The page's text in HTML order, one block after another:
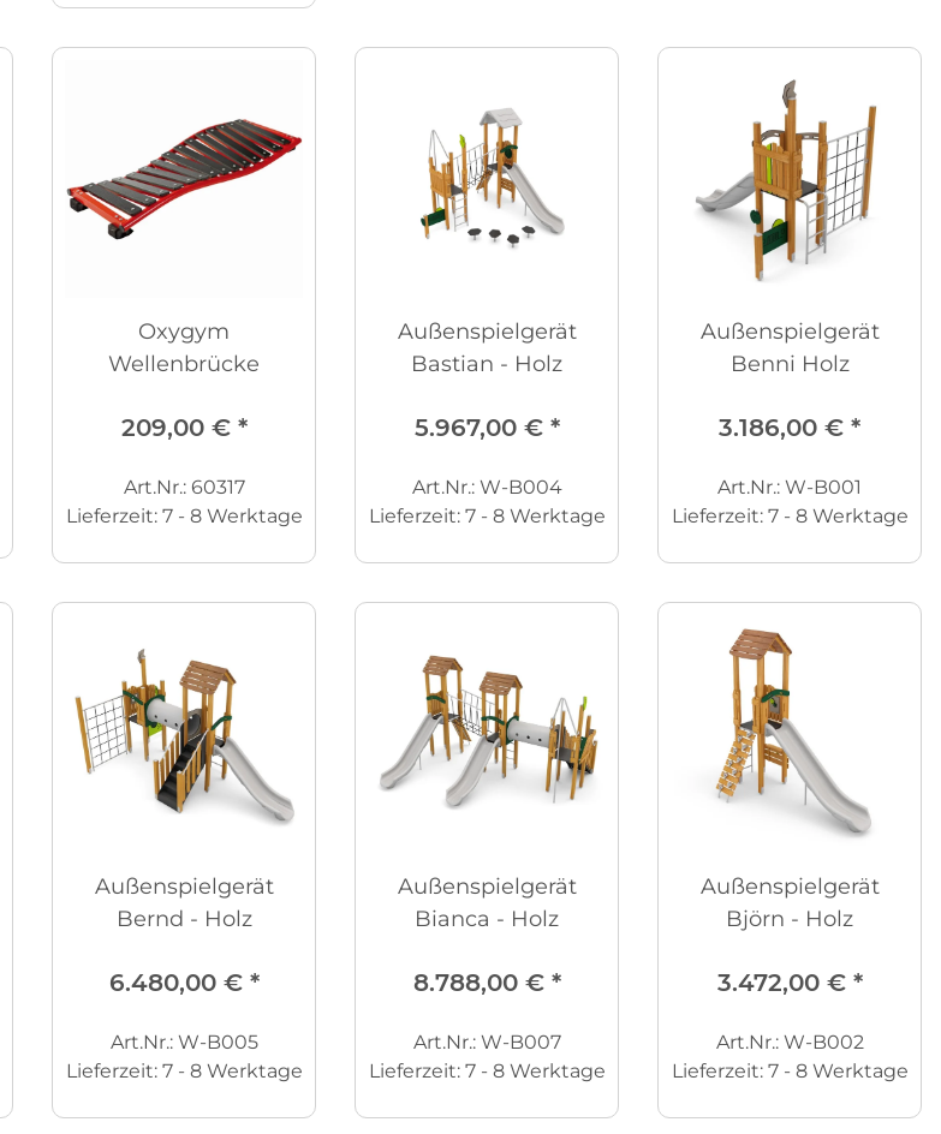
Oxygym
Wellenbrücke
209,00 € *
Art.Nr.: 60317
Lieferzeit: 7 - 8 Werktage
Außenspielgerät
Bastian - Holz
5.967,00 € *
Art.Nr.: W-B004
Lieferzeit: 7 - 8 Werktage
Außenspielgerät
Benni Holz
3.186,00 € *
Art.Nr.: W-B001
Lieferzeit: 7 - 8 Werktage
Außenspielgerät
Bernd - Holz
6.480,00 € *
Art.Nr.: W-B005
Lieferzeit: 7 - 8 Werktage
Außenspielgerät
Bianca - Holz
8.788,00 € *
Art.Nr.: W-B007
Lieferzeit: 7 - 8 Werktage
Außenspielgerät
Björn - Holz
3.472,00 € *
Art.Nr.: W-B002
Lieferzeit: 7 - 8 Werktage